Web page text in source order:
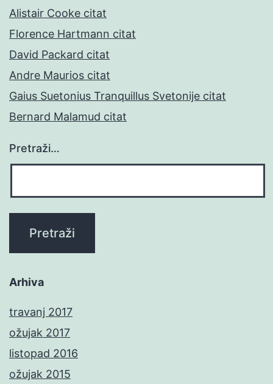
Alistair Cooke citat
Florence Hartmann citat
David Packard citat
Andre Maurios citat
Gaius Suetonius Tranquillus Svetonije citat
Bernard Malamud citat
Pretraži…
Arhiva
travanj 2017
ožujak 2017
listopad 2016
ožujak 2015